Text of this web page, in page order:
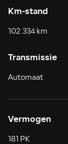
Km-stand
102.334 km
Transmissie
Automaat
Vermogen
181 PK